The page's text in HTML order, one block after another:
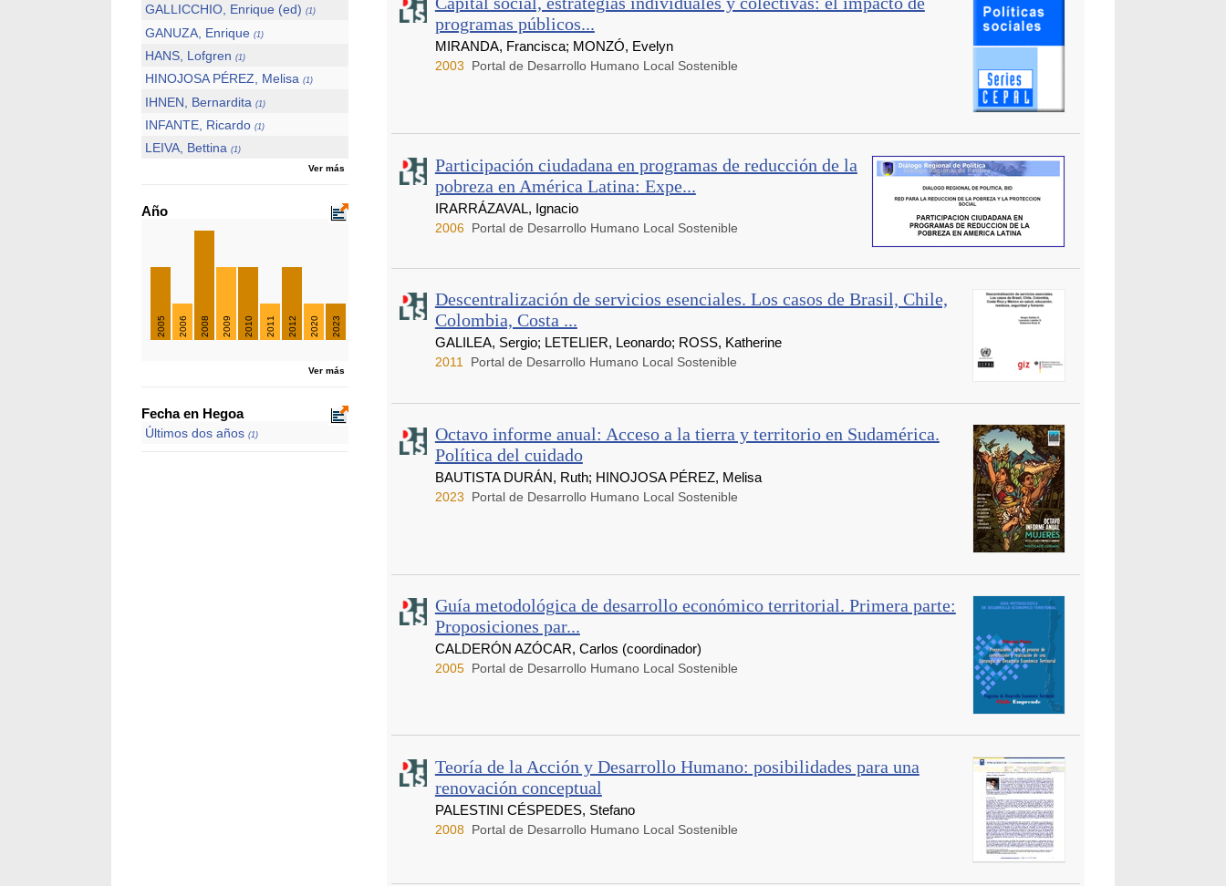
GALLICCHIO, Enrique (ed) (1)
GANUZA, Enrique (1)
HANS, Lofgren (1)
HINOJOSA PÉREZ, Melisa (1)
IHNEN, Bernardita (1)
INFANTE, Ricardo (1)
LEIVA, Bettina (1)
Ver más
Año
2005 2006 2008 2009 2010 2011 2012 2020 2023
Ver más
Fecha en Hegoa
Últimos dos años (1)
programas públicos...
MIRANDA, Francisca; MONZÓ, Evelyn
2003 Portal de Desarrollo Humano Local Sostenible
Participación ciudadana en programas de reducción de la
pobreza en América Latina: Expe...
IRARRÁZAVAL, Ignacio
2006 Portal de Desarrollo Humano Local Sostenible
Descentralización de servicios esenciales. Los casos de Brasil, Chile,
Colombia, Costa ...
GALILEA, Sergio; LETELIER, Leonardo; ROSS, Katherine
2011 Portal de Desarrollo Humano Local Sostenible
Octavo informe anual: Acceso a la tierra y territorio en Sudamérica.
Política del cuidado
BAUTISTA DURÁN, Ruth; HINOJOSA PÉREZ, Melisa
2023 Portal de Desarrollo Humano Local Sostenible
Guía metodológica de desarrollo económico territorial. Primera parte:
Proposiciones par...
CALDERÓN AZÓCAR, Carlos (coordinador)
2005 Portal de Desarrollo Humano Local Sostenible
Teoría de la Acción y Desarrollo Humano: posibilidades para una
renovación conceptual
PALESTINI CÉSPEDES, Stefano
2008 Portal de Desarrollo Humano Local Sostenible